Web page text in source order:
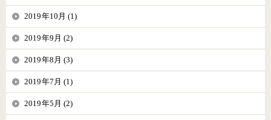
2019年10月 (1)
2019年9月 (2)
2019年8月 (3)
2019年7月 (1)
2019年5月 (2)